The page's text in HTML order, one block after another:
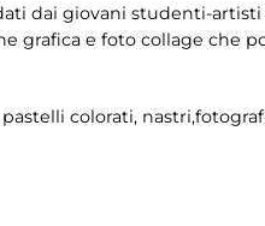
dai giovani studenti-artisti
grafica e foto collage che
colorati,